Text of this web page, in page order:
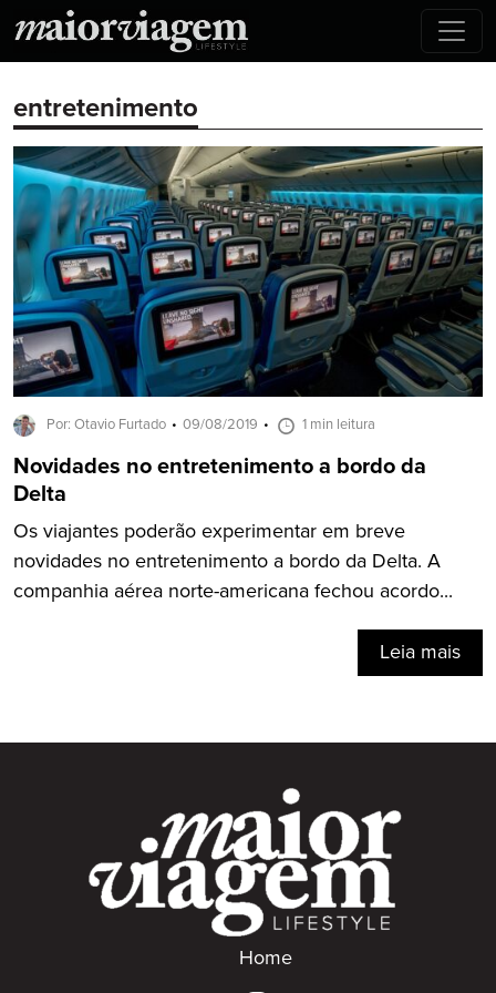
entretenimento
Por: Otavio Furtado 09/08/2019 1 min leitura
Novidades no entretenimento a bordo da
Delta
Os viajantes poderão experimentar em breve
novidades no entretenimento a bordo da Delta. A
companhia aérea norte-americana fechou acordo...
Leia mais
Home